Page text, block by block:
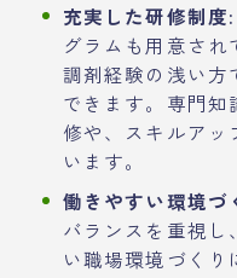
充実した研修制度:
グラムも用意さ
調剤経験の浅い方
できます。専門
修や、スキルアッ
います。
働きやすい環境づ
バランスを重視
い職場環境づくり